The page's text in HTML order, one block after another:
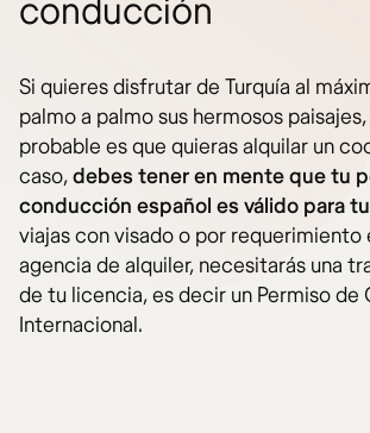
conducción
Si quieres disfrutar de Turquía al
palmo a palmo sus hermosos
probable es que quieras alquilar un
caso,debes tener en mente que tu
conducción español es válido para
viajas con visado o por
agencia de alquiler, necesitarás una
de tu licencia, es decir un Permiso de
Internacional.